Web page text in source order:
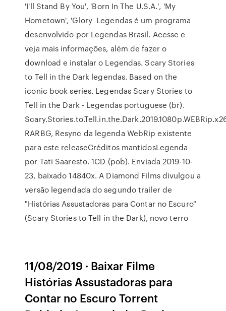
'I'll Stand By You', 'Born In The U.S.A.', 'My
Hometown', 'Glory Legendas é um programa
desenvolvido por Legendas Brasil. Acesse e
veja mais informações, além de fazer o
download e instalar o Legendas. Scary Stories
to Tell in the Dark legendas. Based on the
iconic book series. Legendas Scary Stories to
Tell in the Dark - Legendas portuguese (br).
RARBG, Resync da legenda WebRip existente
para este releaseCréditos mantidosLegenda
por Tati Saaresto. 1CD (pob). Enviada 2019-10-
23, baixado 14840x. A Diamond Films divulgou a
versão legendada do segundo trailer de
"Histórias Assustadoras para Contar no Escuro"
(Scary Stories to Tell in the Dark), novo terro
11/08/2019 · Baixar Filme
Histórias Assustadoras para
Contar no Escuro Torrent